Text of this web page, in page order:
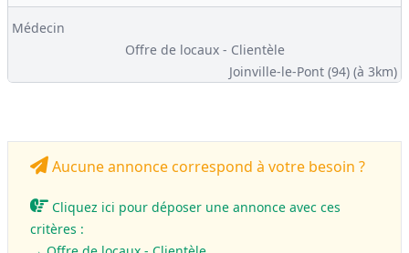
Médecin
Offre de locaux - Clientèle
Joinville-le-Pont (94) (à 3km)
Aucune annonce correspond à votre besoin ?
Cliquez ici pour déposer une annonce avec ces
critères :